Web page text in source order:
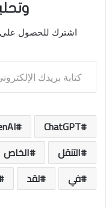
اشترك للحصول على
كتابة بريدك الإلكتروني...
ChatGPT
التنقل
الخاص
في
لقد